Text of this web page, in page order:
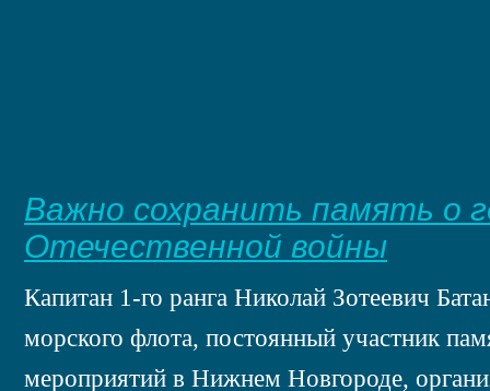
Важно сохранить память о
Отечественной войны
Капитан 1-го ранга Николай Зотеевич
морского флота, постоянный участник
мероприятий в Нижнем Новгороде,